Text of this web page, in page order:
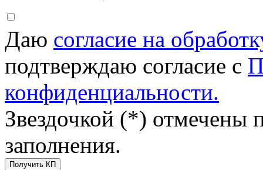
Даю согласие на
подтверждаю согласие с
конфиденциальности.
Звездочкой (*) отмечены
заполнения.
Получить КП